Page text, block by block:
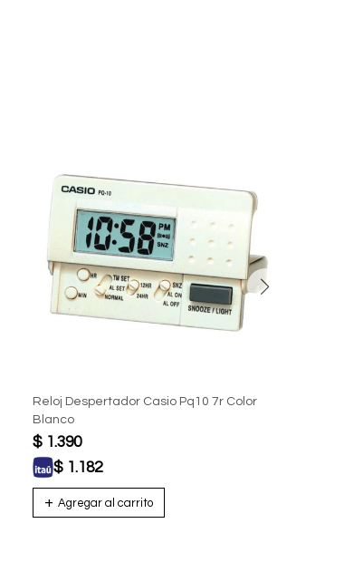
Reloj Despertador Casio Pq10 7r Color
Blanco
$ 1.390
$ 1.182